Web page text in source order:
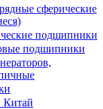
сферические
подшипники
подшипники